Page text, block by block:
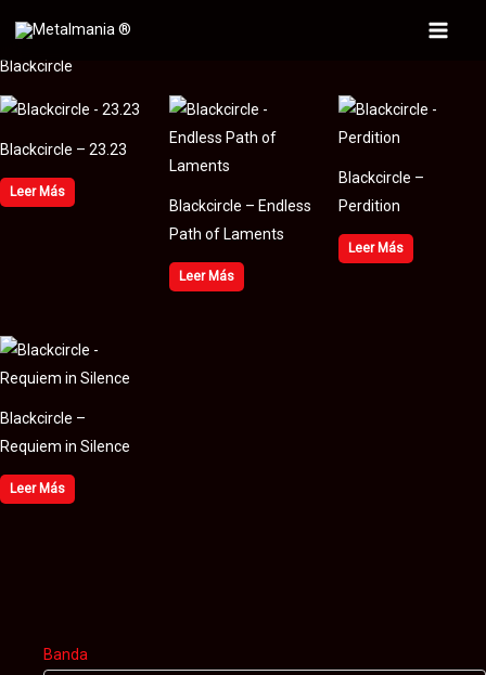
contenido
Main
Banda
Blackcircle
Blackcircle – 23.23
Leer Más
Blackcircle – Endless
Path of Laments
Leer Más
Blackcircle –
Perdition
Leer Más
Blackcircle –
Requiem in Silence
Leer Más